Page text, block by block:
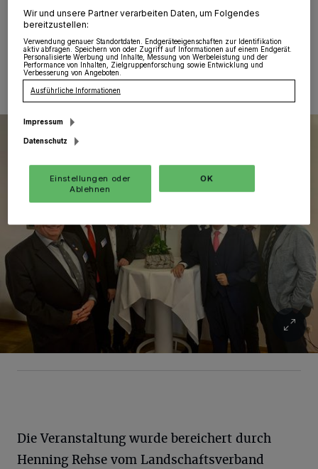
26.11.2019 , 12:44 Uhr Eine Minute Lesezeit
Die Veranstaltung wurde bereichert durch
Henning Rehse vom Landschaftsverband
Wir und unsere Partner verarbeiten Daten, um Folgendes
bereitzustellen:
Verwendung genauer Standortdaten. Endgeräteeigenschaften zur Identifikation
aktiv abfragen. Speichern von oder Zugriff auf Informationen auf einem Endgerät.
Personalisierte Werbung und Inhalte, Messung von Werbeleistung und der
Performance von Inhalten, Zielgruppenforschung sowie Entwicklung und
Verbesserung von Angeboten.
Ausführliche Informationen
Impressum
Datenschutz
Einstellungen oder
Ablehnen
OK